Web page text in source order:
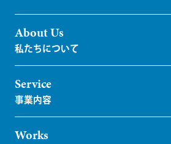
About Us
Service
Works